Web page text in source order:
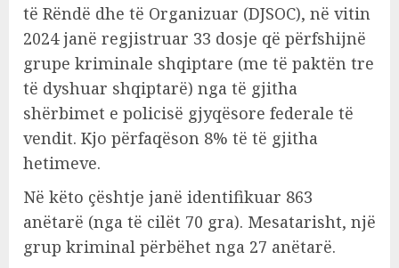
të Rëndë dhe të Organizuar (DJSOC), në vitin
2024 janë regjistruar 33 dosje që përfshijnë
grupe kriminale shqiptare (me të paktën tre
të dyshuar shqiptarë) nga të gjitha
shërbimet e policisë gjyqësore federale të
vendit. Kjo përfaqëson 8% të të gjitha
hetimeve.
Në këto çështje janë identifikuar 863
anëtarë (nga të cilët 70 gra). Mesatarisht, një
grup kriminal përbëhet nga 27 anëtarë.